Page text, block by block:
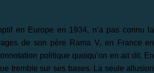
en Europe en 1934, n’a pas connu la
de son père Rama V, en France en
politique quoiqu’on en ait dit. En
tremble sur ses bases. La seule allusion